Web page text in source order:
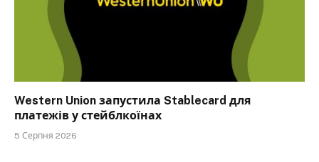
Western Union запустила Stablecard для
платежів у стейблкоїнах
5 Серпня 2026